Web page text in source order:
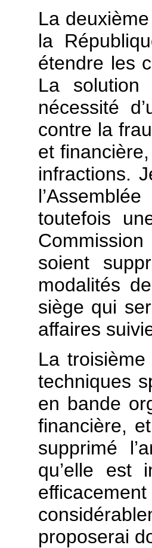
La
la
étendre les
La
nécessité
contre la
et
infractions.
toutefois
soient
modalités
siège qui
affaires
La
techniques
en bande
financière,
supprimé
qu’elle est
proposerai